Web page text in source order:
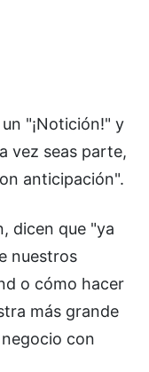
"¡Notición!" y
vez seas parte,
anticipación".
dicen que "ya
nuestros
o cómo hacer
más grande
con